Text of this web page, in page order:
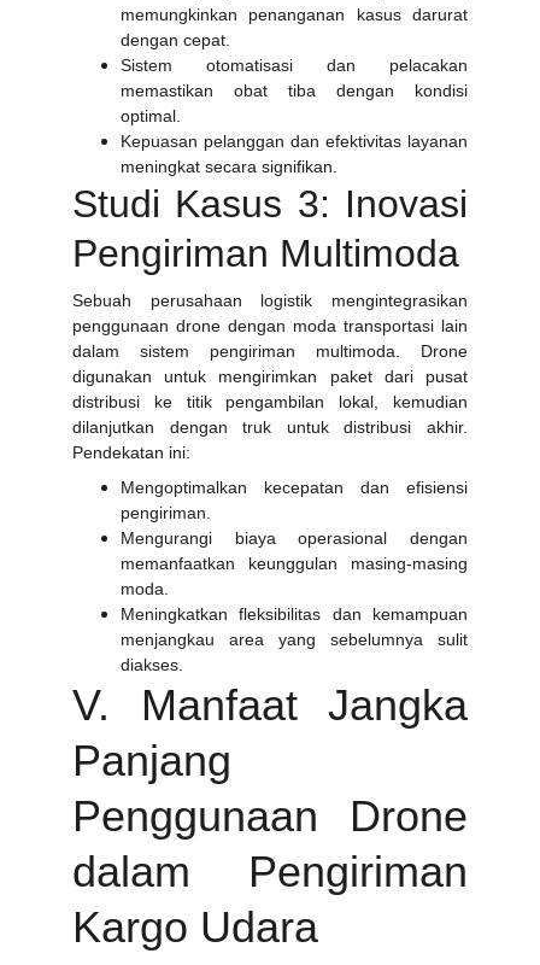
memungkinkan penanganan kasus darurat
dengan cepat.
Sistem otomatisasi dan pelacakan
memastikan obat tiba dengan kondisi
optimal.
Kepuasan pelanggan dan efektivitas layanan
meningkat secara signifikan.
Studi Kasus 3: Inovasi
Pengiriman Multimoda
Sebuah perusahaan logistik mengintegrasikan
penggunaan drone dengan moda transportasi lain
dalam sistem pengiriman multimoda. Drone
digunakan untuk mengirimkan paket dari pusat
distribusi ke titik pengambilan lokal, kemudian
dilanjutkan dengan truk untuk distribusi akhir.
Pendekatan ini:
Mengoptimalkan kecepatan dan efisiensi
pengiriman.
Mengurangi biaya operasional dengan
memanfaatkan keunggulan masing-masing
moda.
Meningkatkan fleksibilitas dan kemampuan
menjangkau area yang sebelumnya sulit
diakses.
V. Manfaat Jangka
Panjang
Penggunaan Drone
dalam Pengiriman
Kargo Udara